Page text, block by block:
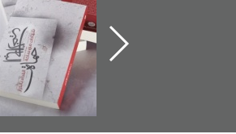
للوثائق البريطانية
يقدمه «مركز أوال»
في سلسلة من 5
كتب